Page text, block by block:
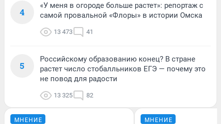
4
«У меня в огороде больше растет»: репортаж с
самой провальной «Флоры» в истории Омска
13 473 41
5
Российскому образованию конец? В стране
растет число стобалльников ЕГЭ — почему это
не повод для радости
13 325 82
МНЕНИЕ МНЕНИЕ